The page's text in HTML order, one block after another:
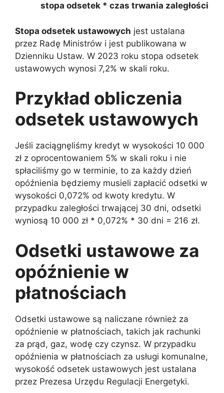
stopa odsetek * czas trwania zaległości
Stopa odsetek ustawowych jest ustalana
przez Radę Ministrów i jest publikowana w
Dzienniku Ustaw. W 2023 roku stopa odsetek
ustawowych wynosi 7,2% w skali roku.
Przykład obliczenia
odsetek ustawowych
Jeśli zaciągnęliśmy kredyt w wysokości 10 000
zł z oprocentowaniem 5% w skali roku i nie
spłaciliśmy go w terminie, to za każdy dzień
opóźnienia będziemy musieli zapłacić odsetki w
wysokości 0,072% od kwoty kredytu. W
przypadku zaległości trwającej 30 dni, odsetki
wyniosą 10 000 zł * 0,072% * 30 dni = 216 zł.
Odsetki ustawowe za
opóźnienie w
płatnościach
Odsetki ustawowe są naliczane również za
opóźnienie w płatnościach, takich jak rachunki
za prąd, gaz, wodę czy czynsz. W przypadku
opóźnienia w płatnościach za usługi komunalne,
wysokość odsetek ustawowych jest ustalana
przez Prezesa Urzędu Regulacji Energetyki.